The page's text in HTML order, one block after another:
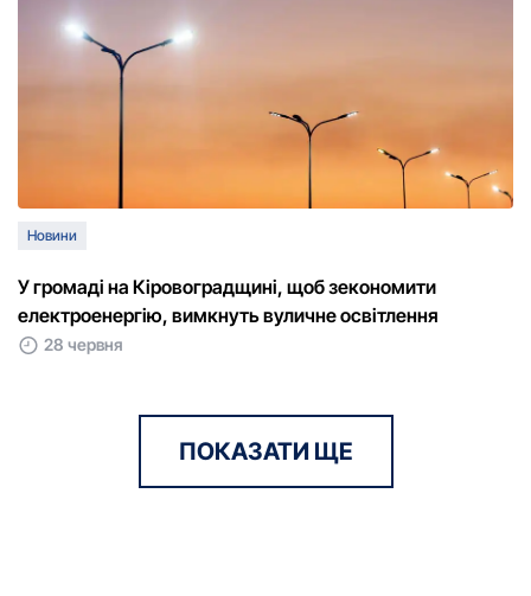
Новини
У громаді на Кіровоградщині, щоб зекономити
електроенергію, вимкнуть вуличне освітлення
28 червня
ПОКАЗАТИ ЩЕ